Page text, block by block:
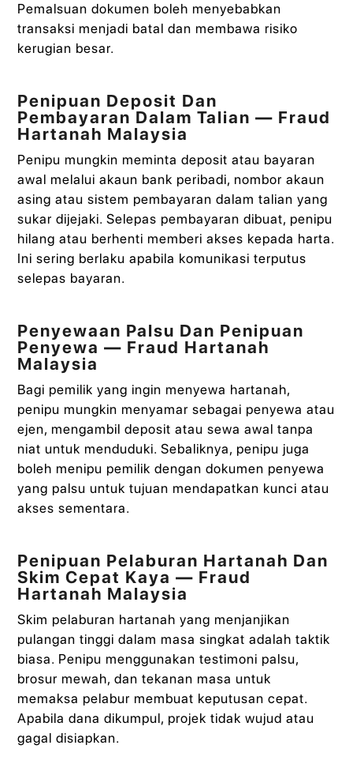
Pemalsuan dokumen boleh menyebabkan
transaksi menjadi batal dan membawa risiko
kerugian besar.
Penipuan Deposit Dan
Pembayaran Dalam Talian — Fraud
Hartanah Malaysia
Penipu mungkin meminta deposit atau bayaran
awal melalui akaun bank peribadi, nombor akaun
asing atau sistem pembayaran dalam talian yang
sukar dijejaki. Selepas pembayaran dibuat, penipu
hilang atau berhenti memberi akses kepada harta.
Ini sering berlaku apabila komunikasi terputus
selepas bayaran.
Penyewaan Palsu Dan Penipuan
Penyewa — Fraud Hartanah
Malaysia
Bagi pemilik yang ingin menyewa hartanah,
penipu mungkin menyamar sebagai penyewa atau
ejen, mengambil deposit atau sewa awal tanpa
niat untuk menduduki. Sebaliknya, penipu juga
boleh menipu pemilik dengan dokumen penyewa
yang palsu untuk tujuan mendapatkan kunci atau
akses sementara.
Penipuan Pelaburan Hartanah Dan
Skim Cepat Kaya — Fraud
Hartanah Malaysia
Skim pelaburan hartanah yang menjanjikan
pulangan tinggi dalam masa singkat adalah taktik
biasa. Penipu menggunakan testimoni palsu,
brosur mewah, dan tekanan masa untuk
memaksa pelabur membuat keputusan cepat.
Apabila dana dikumpul, projek tidak wujud atau
gagal disiapkan.